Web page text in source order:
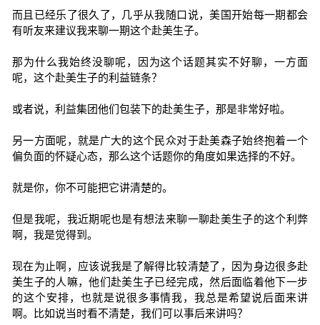
而且已经乐了很久了，几乎从我随口说，美国开始每一期都会
有听友来建议我来聊一期这个赴美生子。
那为什么我始终没聊呢，因为这个话题其实不好聊，一方面
呢，这个赴美生子的利益链条？
或者说，利益集团他们包装下的赴美生子，那是非常好啦。
另一方面呢，就是广大的这个民众对于赴美森子始终抱着一个
偏负面的怀疑心态，那么这个话题你的角度如果选择的不好。
就是你，你不可能把它讲清楚的。
但是我呢，我近期呢也是有想法来聊一聊赴美生子的这个利弊
啊，我是觉得到。
现在为止啊，应该说我是了解得比较清楚了，因为身边很多赴
美生子的人嘛，他们赴美生子已经完成，然后面临着他下一步
的这个安排，也就是说很多事情我，我总是希望说后面来讲
啊。比如说当时看不清楚，我们可以事后来讲吗？